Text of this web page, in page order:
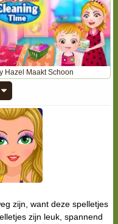
Hazel Maakt Schoon
zijn, want deze spelletjes
zijn leuk, spannend